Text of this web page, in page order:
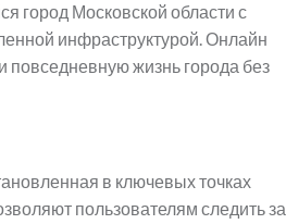
город Московской области с
инфраструктурой. Онлайн
повседневную жизнь города без
в ключевых точках
пользователям следить за